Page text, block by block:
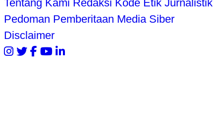
Tentang Kami Redaksi Kode Etik Jurnalistik
Pedoman Pemberitaan Media Siber
Disclaimer